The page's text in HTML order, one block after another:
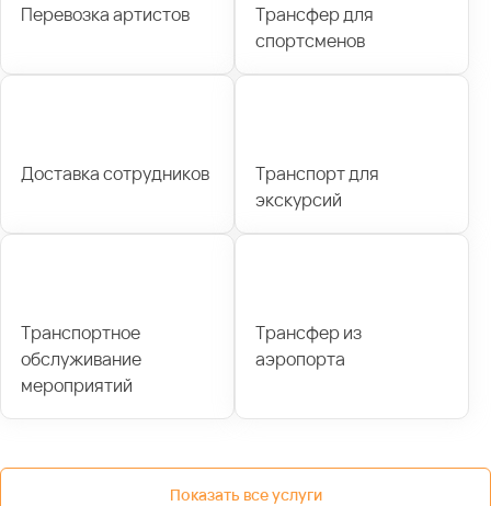
Перевозка артистов
Трансфер для
спортсменов
Доставка сотрудников
Транспорт для
экскурсий
Транспортное
обслуживание
мероприятий
Трансфер из
аэропорта
Показать все услуги